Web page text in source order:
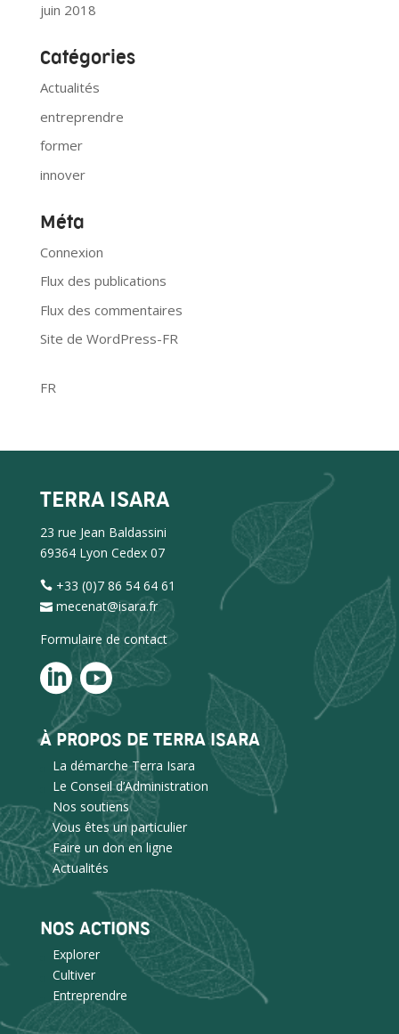
juin 2018
Catégories
Actualités
entreprendre
former
innover
Méta
Connexion
Flux des publications
Flux des commentaires
Site de WordPress-FR
FR
TERRA ISARA
23 rue Jean Baldassini
69364 Lyon Cedex 07
+33 (0)7 86 54 64 61
mecenat@isara.fr
Formulaire de contact
À PROPOS DE TERRA ISARA
La démarche Terra Isara
Le Conseil d’Administration
Nos soutiens
Vous êtes un particulier
Faire un don en ligne
Actualités
NOS ACTIONS
Explorer
Cultiver
Entreprendre